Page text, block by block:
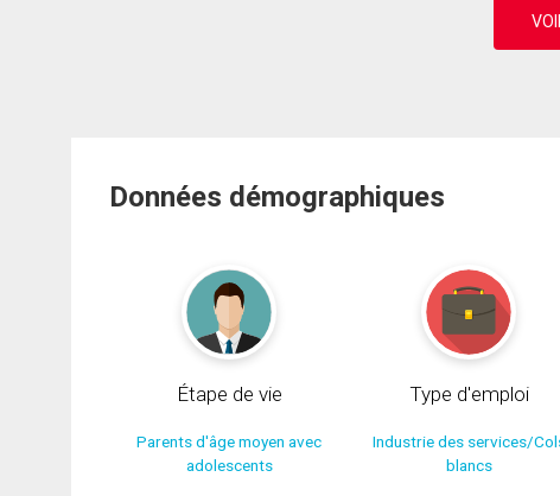
Données démographiques
Étape de vie
Parents d'âge moyen avec
adolescents
Type d'emploi
Industrie des services/
blancs